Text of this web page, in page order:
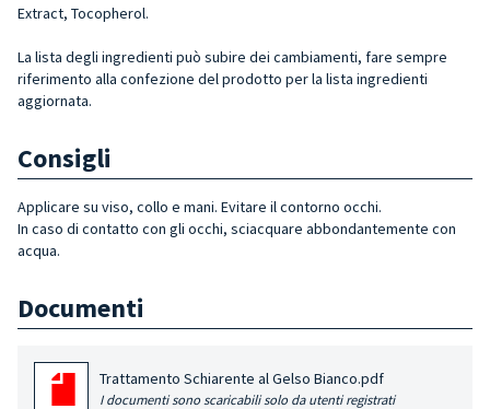
Extract, Tocopherol.
La lista degli ingredienti può subire dei cambiamenti, fare sempre
riferimento alla confezione del prodotto per la lista ingredienti
aggiornata.
Consigli
Applicare su viso, collo e mani. Evitare il contorno occhi.
In caso di contatto con gli occhi, sciacquare abbondantemente con
acqua.
Documenti
Trattamento Schiarente al Gelso Bianco.pdf
I documenti sono scaricabili solo da utenti registrati